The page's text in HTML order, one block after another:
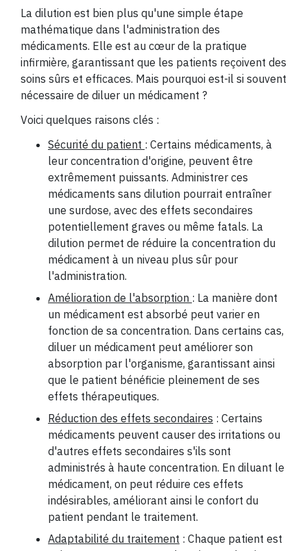
La dilution est bien plus qu'une simple étape
mathématique dans l'administration des
médicaments. Elle est au cœur de la pratique
infirmière, garantissant que les patients reçoivent des
soins sûrs et efficaces. Mais pourquoi est-il si souvent
nécessaire de diluer un médicament ?
Voici quelques raisons clés :
Sécurité du patient : Certains médicaments, à
leur concentration d'origine, peuvent être
extrêmement puissants. Administrer ces
médicaments sans dilution pourrait entraîner
une surdose, avec des effets secondaires
potentiellement graves ou même fatals. La
dilution permet de réduire la concentration du
médicament à un niveau plus sûr pour
l'administration.
Amélioration de l'absorption : La manière dont
un médicament est absorbé peut varier en
fonction de sa concentration. Dans certains cas,
diluer un médicament peut améliorer son
absorption par l'organisme, garantissant ainsi
que le patient bénéficie pleinement de ses
effets thérapeutiques.
Réduction des effets secondaires : Certains
médicaments peuvent causer des irritations ou
d'autres effets secondaires s'ils sont
administrés à haute concentration. En diluant le
médicament, on peut réduire ces effets
indésirables, améliorant ainsi le confort du
patient pendant le traitement.
Adaptabilité du traitement : Chaque patient est